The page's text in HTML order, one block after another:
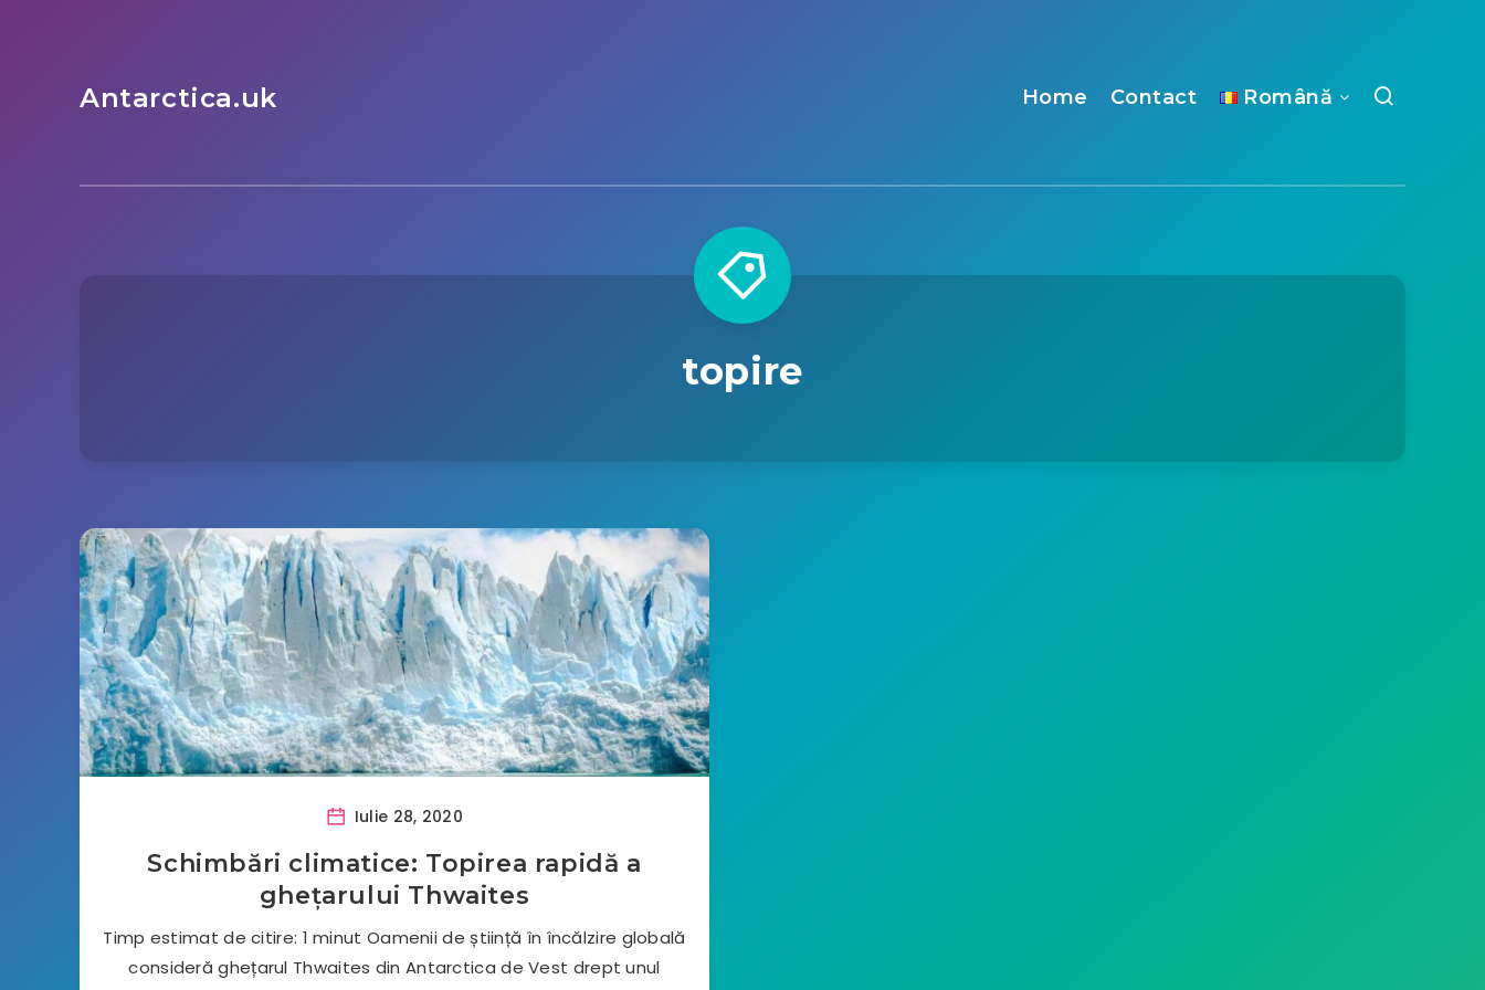
Antarctica.uk Home Contact Română
topire
Iulie 28, 2020
Schimbări climatice: Topirea rapidă a
ghețarului Thwaites
Timp estimat de citire: 1 minut Oamenii de știință în încălzire globală
consideră ghețarul Thwaites din Antarctica de Vest drept unul